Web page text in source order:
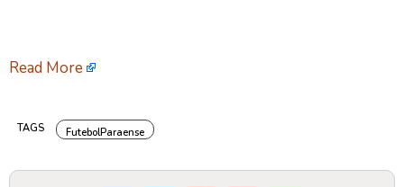
Read More
TAGS FutebolParaense